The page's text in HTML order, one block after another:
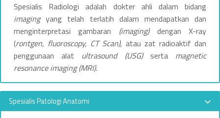
Spesialis Radiologi adalah dokter ahli dalam bidang
imagingyang telah terlatih dalam mendapatkan dan
menginterpretasi gambaran (imaging)dengan X-ray
(rontgen, fluoroscopy, CT Scan), atau zat radioaktif dan
penggunaan alat ultrasound (USG)serta magnetic
resonance imaging (MRI).
Spesialis Patologi Anatomi